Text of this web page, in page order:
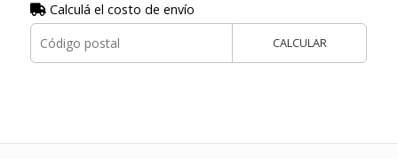
Calculá el costo de envío
CALCULAR